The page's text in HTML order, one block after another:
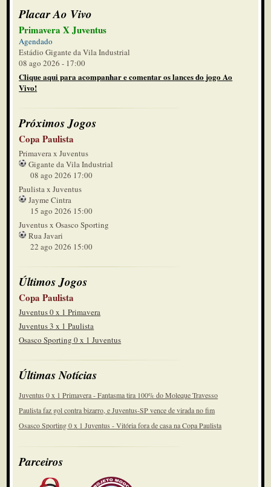
Placar Ao Vivo
Primavera X Juventus
Agendado
Estádio Gigante da Vila Industrial
08 ago 2026 - 17:00
Clique aqui para acompanhar e comentar os lances do jogo Ao
Vivo!
Próximos Jogos
Copa Paulista
Primavera x Juventus
Gigante da Vila Industrial
08 ago 2026 17:00
Paulista x Juventus
Jayme Cintra
15 ago 2026 15:00
Juventus x Osasco Sporting
Rua Javari
22 ago 2026 15:00
Últimos Jogos
Copa Paulista
Juventus 0 x 1 Primavera
Juventus 3 x 1 Paulista
Osasco Sporting 0 x 1 Juventus
Últimas Notícias
Juventus 0 x 1 Primavera - Fantasma tira 100% do Moleque Travesso
Paulista faz gol contra bizarro, e Juventus-SP vence de virada no fim
Osasco Sporting 0 x 1 Juventus - Vitória fora de casa na Copa Paulista
Parceiros